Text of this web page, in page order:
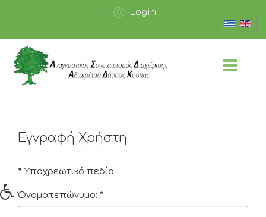
Login
Εγγραφή Χρήστη
* Υποχρεωτικό πεδίο
Όνοματεπώνυμο: *